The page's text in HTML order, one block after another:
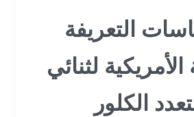
التعريفة
لثنائي
الكلور